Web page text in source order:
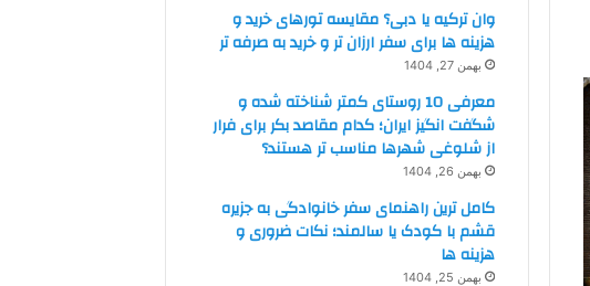
وان ترکیه یا دبی؟ مقایسه تورهای خرید و
هزینه ها برای سفر ارزان تر و خرید به صرفه تر
بهمن 27, 1404
معرفی 10 روستای کمتر شناخته شده و
شگفت انگیز ایران؛ کدام مقاصد بکر برای فرار
از شلوغی شهرها مناسب تر هستند؟
بهمن 26, 1404
کامل ترین راهنمای سفر خانوادگی به جزیره
قشم با کودک یا سالمند؛ نکات ضروری و
هزینه ها
بهمن 25, 1404